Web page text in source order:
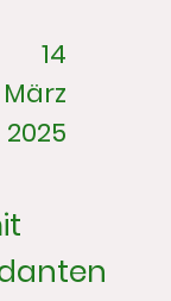
14
März
2025